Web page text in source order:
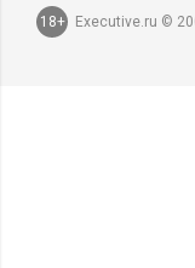
18+
Executive.ru ©